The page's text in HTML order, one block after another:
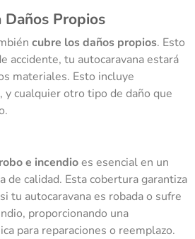
Propios
cubre los daños propios. Esto
accidente, tu autocaravana estará
materiales. Esto incluye
y cualquier otro tipo de daño que
e incendioes esencial en un
de calidad. Esta cobertura garantiza
tu autocaravana es robada o sufre
proporcionando una
para reparaciones o reemplazo.